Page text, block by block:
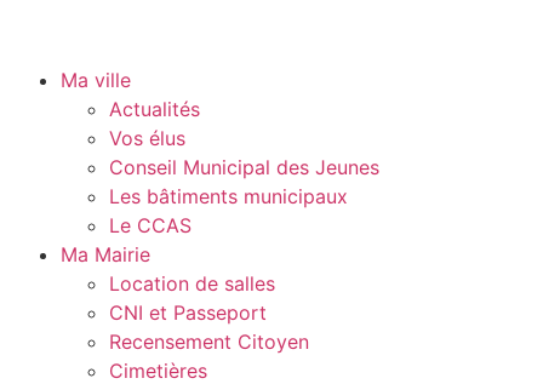
Ma ville
Actualités
Vos élus
Conseil Municipal des Jeunes
Les bâtiments municipaux
Le CCAS
Ma Mairie
Location de salles
CNI et Passeport
Recensement Citoyen
Cimetières